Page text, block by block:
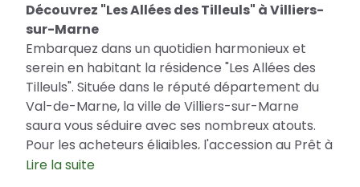
Découvrez "Les Allées des Tilleuls" à Villiers-
sur-Marne
Embarquez dans un quotidien harmonieux et
serein en habitant la résidence "Les Allées des
Tilleuls". Située dans le réputé département du
Val-de-Marne, la ville de Villiers-sur-Marne
saura vous séduire avec ses nombreux atouts.
Pour les acheteurs éligibles, l'accession au Prêt à
Taux Zéro (PTZ) sera un véritable coup de pouce
Lire la suite